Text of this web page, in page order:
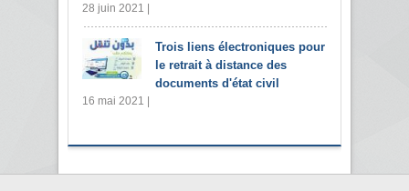
28 juin 2021 |
Trois liens électroniques pour
le retrait à distance des
documents d'état civil
16 mai 2021 |